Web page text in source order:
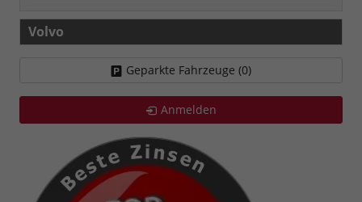
Volvo
Geparkte Fahrzeuge (0)
Anmelden